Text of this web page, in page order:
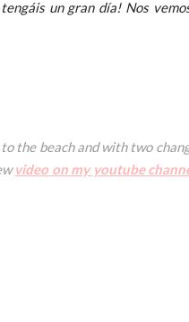
un gran día! Nos
the beach and with two
video on my youtube